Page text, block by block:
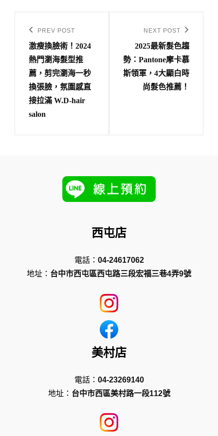
Previous
Post
PREV POST
激瘦換臉術！2024
熱門瀏海髮型推
薦，剪完瀏海一秒
換張臉，氛圍感直
接拉滿 W.D-hair
salon
Post
NEXT POST
2025最新髮色趨
勢：Pantone摩卡慕
斯領軍，4大顯白時
尚髮色推薦！
西屯店
電話： 04-24617062
地址： 台中市西屯區西屯路三段宏福三巷4弄9號
美村店
電話： 04-23269140
地址： 台中市西區美村路一段112號